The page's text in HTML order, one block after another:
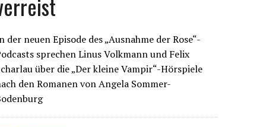
der neuen Episode des „Ausnahme der Rose“-
sprechen Linus Volkmann und Felix
über die „Der kleine Vampir“-Hörspiele
den Romanen von Angela Sommer-